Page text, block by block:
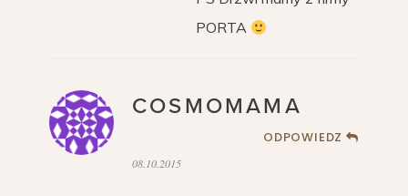
PORTA
COSMOMAMA
ODPOWIEDZ
08.10.2015